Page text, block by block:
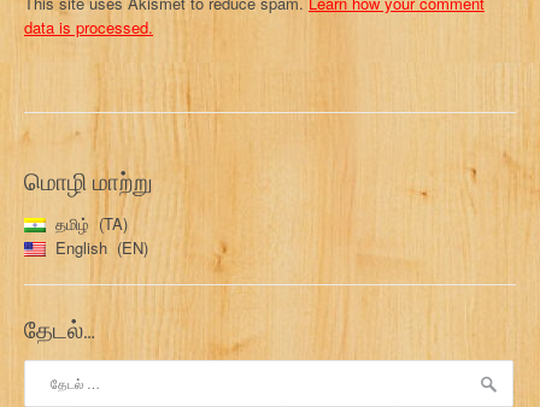
data is processed.
மொழி மாற்று
தமிழ்
TA
English
EN
தேடல்…
தேடு: